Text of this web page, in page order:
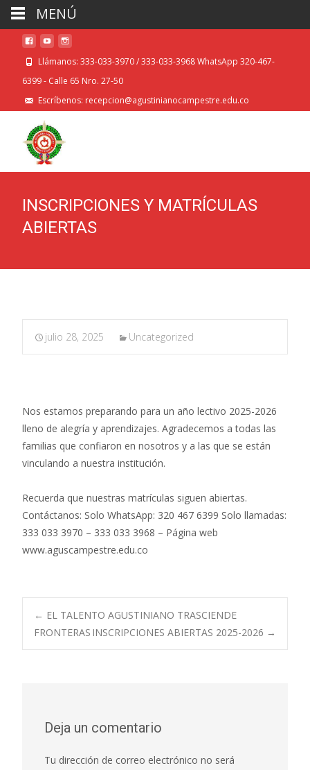
Llámanos: 333-033-3970 / 333-033-3968 WhatsApp 320-467-
6399 - Calle 65 Nro. 27-50
Escríbenos: recepcion@agustinianocampestre.edu.co
INSCRIPCIONES Y MATRÍCULAS
ABIERTAS
julio 28, 2025 Uncategorized
Nos estamos preparando para un año lectivo 2025-2026
lleno de alegría y aprendizajes. Agradecemos a todas las
familias que confiaron en nosotros y a las que se están
vinculando a nuestra institución.
Recuerda que nuestras matrículas siguen abiertas.
Contáctanos: Solo WhatsApp: 320 467 6399 Solo llamadas:
333 033 3970 – 333 033 3968 – Página web
www.aguscampestre.edu.co
Navegación de
← EL TALENTO AGUSTINIANO TRASCIENDE
FRONTERAS INSCRIPCIONES ABIERTAS 2025-2026 →
Deja un comentario
Tu dirección de correo electrónico no será
MENÚ